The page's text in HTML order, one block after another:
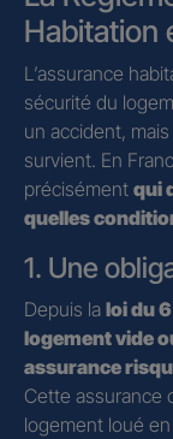
Habitation
L’assurance
sécurité du
un accident,
survient. En
précisément qui
quelles
1. Une
Depuis la loi du
logement vide
assurance
Cette assurance
logement loué en